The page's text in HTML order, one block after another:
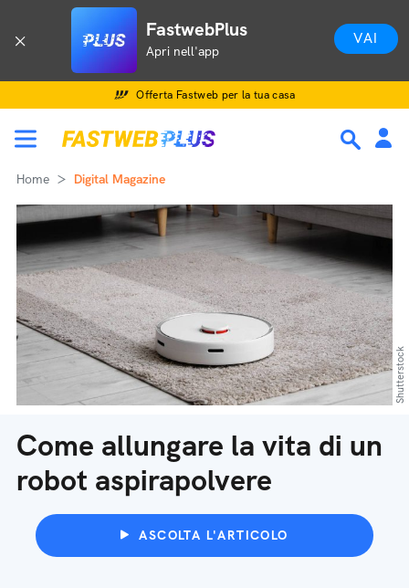
FastwebPlus
Apri nell'app
VAI
Offerta Fastweb per la tua casa
Home Digital Magazine
Come allungare la vita di un
robot aspirapolvere
ASCOLTA L'ARTICOLO
Shutterstock